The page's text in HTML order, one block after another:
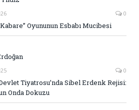
0
Kabare” Oyununun Esbabı Mucibesi
0
Tiyatrosu’nda Sibel Erdenk Rejisi:
Onda Dokuzu